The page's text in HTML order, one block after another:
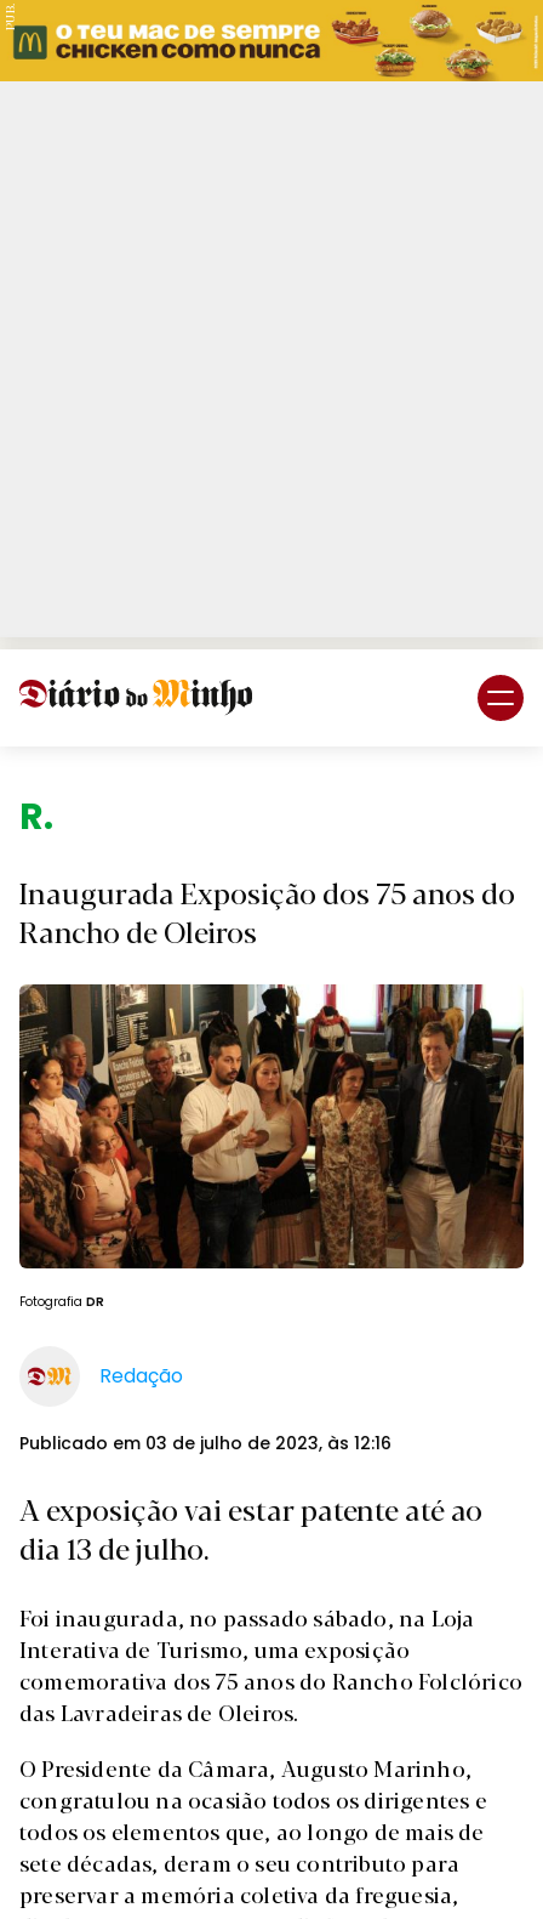
PUB.
Regiã
Inaugurada Exposição dos 75 anos do
Rancho de Oleiros
Fotografia DR
Redação
Publicado em 03 de julho de 2023, às 12:16
A exposição vai estar patente até ao
dia 13 de julho.
Foi inaugurada, no passado sábado, na Loja
Interativa de Turismo, uma exposição
comemorativa dos 75 anos do Rancho Folclórico
das Lavradeiras de Oleiros.
O Presidente da Câmara, Augusto Marinho,
congratulou na ocasião todos os dirigentes e
todos os elementos que, ao longo de mais de
sete décadas, deram o seu contributo para
preservar a memória coletiva da freguesia,